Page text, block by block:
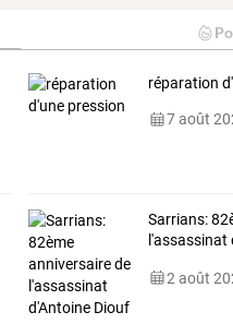
réparation
7 août
Sarrians:
l'assassinat
2 août